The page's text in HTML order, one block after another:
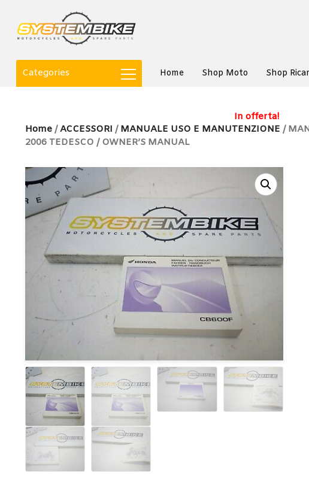
Categories Home Shop Moto Shop
Home /ACCESSORI / MANUALE USO E MANUTENZIONE /
2006 TEDESCO / OWNER’S MANUAL
In offerta!